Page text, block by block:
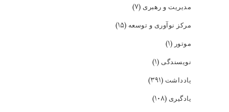
مدیریت و رهبری (۷)
مرکز نوآوری و توسعه (۱۵)
موتور (۱)
نویسندگی (۱)
یادداشت (۳۹۱)
یادگیری (۱۰۸)